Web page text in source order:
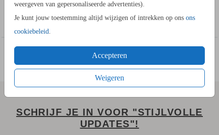
weergeven van gepersonaliseerde advertenties).
Je kunt jouw toestemming altijd wijzigen of intrekken op ons ons
cookiebeleid.
Accepteren
Weigeren
HOE WERKT HET?
- Ga naar de kaartopmaker om een stijlvol ontwerp te maken.
- Je kunt gebruik maken van onze uitgebreide beeldbank.
- Bewaar het ontwerp in je account. Je kunt later verder
werken.
- Of bestel gelijk een proefdruk.
- Tijdens het bestellen kies je uit meerdere formaten,
enveloppen.
- Bij de 1e proefdruk ontvang je een proefsetje met staaltjes
Toon meer
SCHRIJF JE IN VOOR "STIJLVOLLE
UPDATES"!